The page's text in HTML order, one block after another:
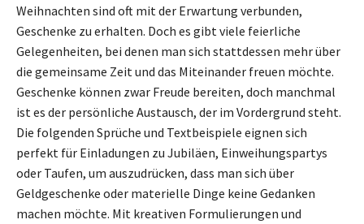
Weihnachten sind oft mit der Erwartung verbunden,
Geschenke zu erhalten. Doch es gibt viele feierliche
Gelegenheiten, bei denen man sich stattdessen mehr über
die gemeinsame Zeit und das Miteinander freuen möchte.
Geschenke können zwar Freude bereiten, doch manchmal
ist es der persönliche Austausch, der im Vordergrund steht.
Die folgenden Sprüche und Textbeispiele eignen sich
perfekt für Einladungen zu Jubiläen, Einweihungspartys
oder Taufen, um auszudrücken, dass man sich über
Geldgeschenke oder materielle Dinge keine Gedanken
machen möchte. Mit kreativen Formulierungen und